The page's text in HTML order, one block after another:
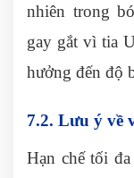
nhiên trong
gay gắt vì tia
hưởng đến độ
7.2. Lưu ý về
Hạn chế tối